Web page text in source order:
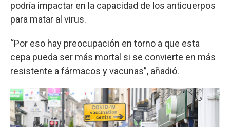
podría impactar en la capacidad de los anticuerpos
para matar al virus.
“Por eso hay preocupación en torno a que esta
cepa pueda ser más mortal si se convierte en más
resistente a fármacos y vacunas”, añadió.